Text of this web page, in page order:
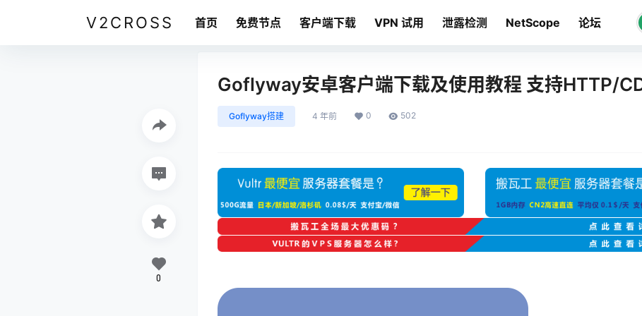
V2CROSS 首页 免费节点 客户端下载 VPN 试用 泄露检测 NetScope 论坛
Goflyway安卓客户端下载及使用教程 支持HTTP/
Goflyway搭建 4 年前 0 502
0